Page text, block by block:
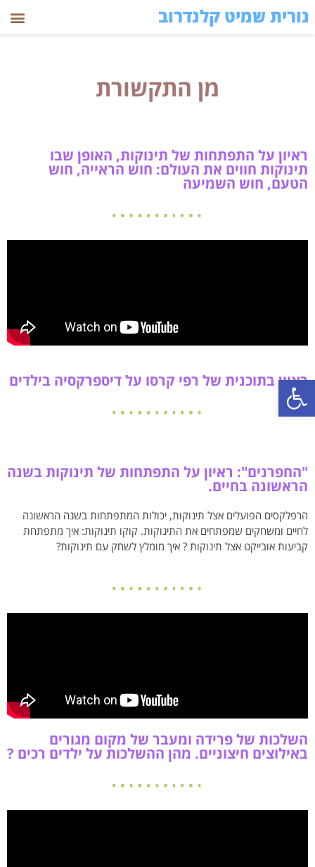
פתח סרגל נגישות
נורית שמיט קלנדרוב
מן התקשורת
ראיון על התפתחות של תינוקות, האופן שבו
תינוקות חווים את העולם: חוש הראייה, חוש
הטעם, חוש השמיעה
ראיון בתוכנית של רפי קרסו על דיספרקסיה בילדים
"החפרנים": ראיון על התפתחות של תינוקות בשנה
הראשונה בחיים.
הרפלקסים הפועלים אצל תינוקות, יכולות המתפתחות בשנה הראשונה
לחיים ומשחקים שמפתחים את התינוקות. קוקו תינוקות: איך מתפתחת
קביעות אובייקט אצל תינוקות ? איך מומלץ לשחק עם תינוקות?
השלכות של פרידה ומעבר של מקום מגורים
באילוצים חיצוניים. מהן ההשלכות על ילדים רכים ?